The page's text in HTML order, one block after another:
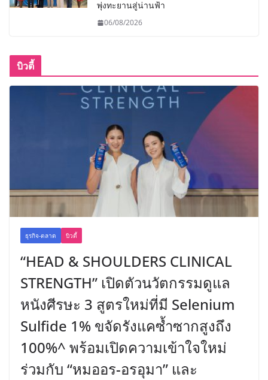
พุ่งทะยานสู่น่านฟ้า
06/08/2026
บิวตี้
ธุรกิจ-ตลาด บิวตี้
“HEAD & SHOULDERS CLINICAL
STRENGTH” เปิดตัวนวัตกรรมดูแล
หนังศีรษะ 3 สูตรใหม่ที่มี Selenium
Sulfide 1% ขจัดรังแคซ้ำซากสูงถึง
100%^ พร้อมเปิดความเข้าใจใหม่
ร่วมกับ “หมออร-อรอุมา” และ